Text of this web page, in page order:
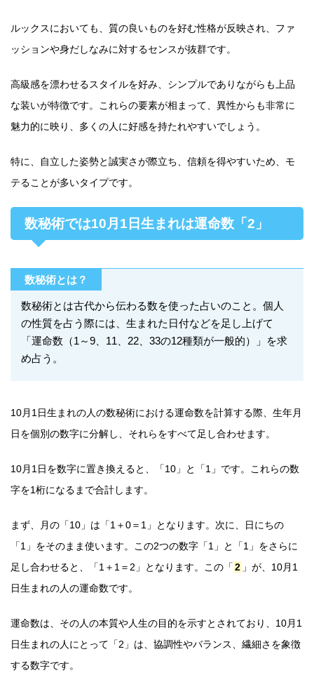
ルックスにおいても、質の良いものを好む性格が反映され、ファ
ッションや身だしなみに対するセンスが抜群です。
高級感を漂わせるスタイルを好み、シンプルでありながらも上品
な装いが特徴です。これらの要素が相まって、異性からも非常に
魅力的に映り、多くの人に好感を持たれやすいでしょう。
特に、自立した姿勢と誠実さが際立ち、信頼を得やすいため、モ
テることが多いタイプです。
数秘術では10月1日生まれは運命数「2」
数秘術とは？
数秘術とは古代から伝わる数を使った占いのこと。個人
の性質を占う際には、生まれた日付などを足し上げて
「運命数（1～9、11、22、33の12種類が一般的）」を求
め占う。
10月1日生まれの人の数秘術における運命数を計算する際、生年月
日を個別の数字に分解し、それらをすべて足し合わせます。
10月1日を数字に置き換えると、「10」と「1」です。これらの数
字を1桁になるまで合計します。
まず、月の「10」は「1＋0＝1」となります。次に、日にちの
「1」をそのまま使います。この2つの数字「1」と「1」をさらに
足し合わせると、「1＋1＝2」となります。この「 2 」が、10月1
日生まれの人の運命数です。
運命数は、その人の本質や人生の目的を示すとされており、10月1
日生まれの人にとって「2」は、協調性やバランス、繊細さを象徴
する数字です。